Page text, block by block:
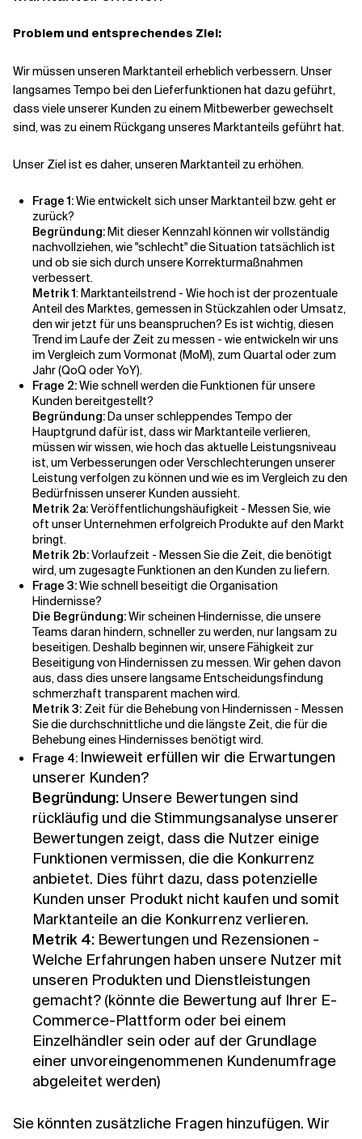
Problem und entsprechendes Ziel:
Wir müssen unseren Marktanteil erheblich verbessern. Unser
langsames Tempo bei den Lieferfunktionen hat dazu geführt,
dass viele unserer Kunden zu einem Mitbewerber gewechselt
sind, was zu einem Rückgang unseres Marktanteils geführt hat.
Unser Ziel ist es daher, unseren Marktanteil zu erhöhen.
Frage 1:Wie entwickelt sich unser Marktanteil bzw. geht er
zurück?
Begründung:Mit dieser Kennzahl können wir vollständig
nachvollziehen, wie "schlecht" die Situation tatsächlich ist
und ob sie sich durch unsere Korrekturmaßnahmen
verbessert.
Metrik 1: Marktanteilstrend - Wie hoch ist der prozentuale
Anteil des Marktes, gemessen in Stückzahlen oder Umsatz,
den wir jetzt für uns beanspruchen? Es ist wichtig, diesen
Trend im Laufe der Zeit zu messen - wie entwickeln wir uns
im Vergleich zum Vormonat (MoM), zum Quartal oder zum
Jahr (QoQ oder YoY).
Frage 2:Wie schnell werden die Funktionen für unsere
Kunden bereitgestellt?
Begründung:Da unser schleppendes Tempo der
Hauptgrund dafür ist, dass wir Marktanteile verlieren,
müssen wir wissen, wie hoch das aktuelle Leistungsniveau
ist, um Verbesserungen oder Verschlechterungen unserer
Leistung verfolgen zu können und wie es im Vergleich zu den
Bedürfnissen unserer Kunden aussieht.
Metrik 2a:Veröffentlichungshäufigkeit - Messen Sie, wie
oft unser Unternehmen erfolgreich Produkte auf den Markt
bringt.
Metrik 2b:Vorlaufzeit - Messen Sie die Zeit, die benötigt
wird, um zugesagte Funktionen an den Kunden zu liefern.
Frage 3:Wie schnell beseitigt die Organisation
Hindernisse?
Die Begründung:Wir scheinen Hindernisse, die unsere
Teams daran hindern, schneller zu werden, nur langsam zu
beseitigen. Deshalb beginnen wir, unsere Fähigkeit zur
Beseitigung von Hindernissen zu messen. Wir gehen davon
aus, dass dies unsere langsame Entscheidungsfindung
schmerzhaft transparent machen wird.
Metrik 3: Zeit für die Behebung von Hindernissen - Messen
Sie die durchschnittliche und die längste Zeit, die für die
Behebung eines Hindernisses benötigt wird.
Frage 4: Inwieweit erfüllen wir die Erwartungen
unserer Kunden?
Begründung: Unsere Bewertungen sind
rückläufig und die Stimmungsanalyse unserer
Bewertungen zeigt, dass die Nutzer einige
Funktionen vermissen, die die Konkurrenz
anbietet. Dies führt dazu, dass potenzielle
Kunden unser Produkt nicht kaufen und somit
Marktanteile an die Konkurrenz verlieren.
Metrik 4: Bewertungen und Rezensionen -
Welche Erfahrungen haben unsere Nutzer mit
unseren Produkten und Dienstleistungen
gemacht? (könnte die Bewertung auf Ihrer E-
Commerce-Plattform oder bei einem
Einzelhändler sein oder auf der Grundlage
einer unvoreingenommenen Kundenumfrage
abgeleitet werden)
Sie könnten zusätzliche Fragen hinzufügen. Wir